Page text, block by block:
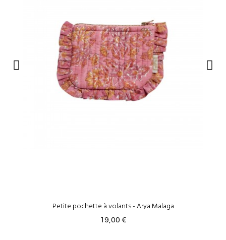
Petite pochette à volants - Arya Malaga
19,00 €